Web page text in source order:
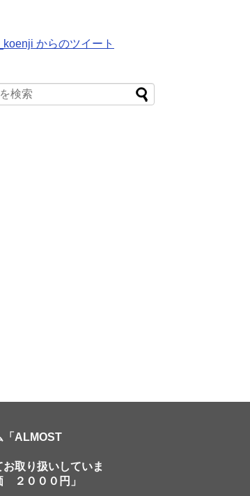
からのツイート
「ALMOST
取り扱いしていま
００円」